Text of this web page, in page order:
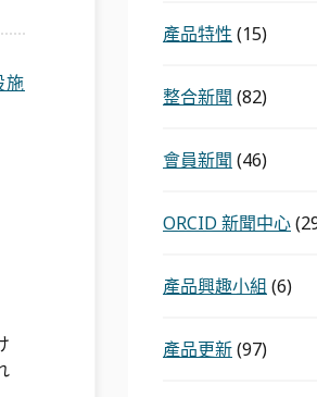
施
產品特性 (15)
整合新聞 (82)
會員新聞 (46)
ORCID 新聞中心
產品興趣小組 (6)
產品更新(97)